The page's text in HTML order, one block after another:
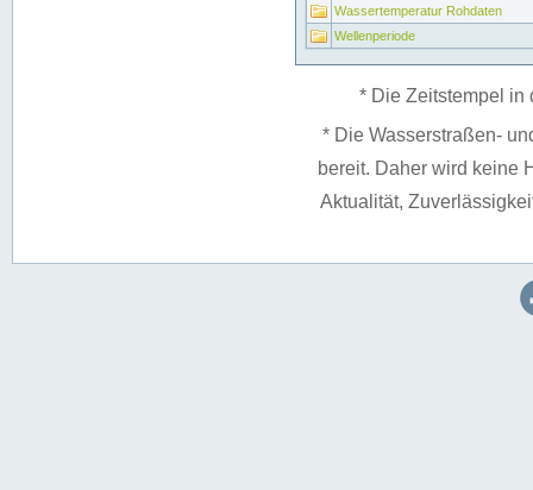
Wassertemperatur Rohdaten
Wellenperiode
* Die Zeitstempel in
* Die Wasserstraßen-
bereit. Daher wird keine
Aktualität,